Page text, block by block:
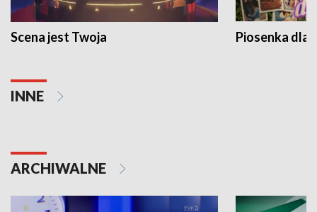
Scena jest Twoja Piosenka dla
INNE
ARCHIWALNE